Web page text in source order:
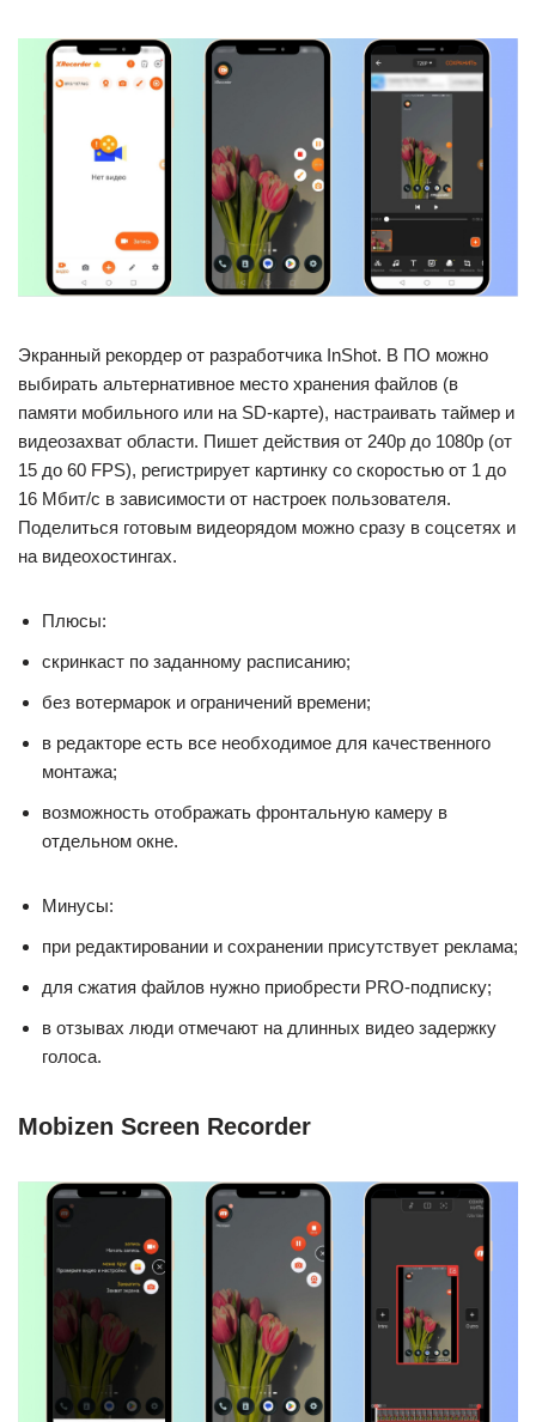
Экранный рекордер от разработчика InShot. В ПО можно
выбирать альтернативное место хранения файлов (в
памяти мобильного или на SD-карте), настраивать таймер и
видеозахват области. Пишет действия от 240p до 1080p (от
15 до 60 FPS), регистрирует картинку со скоростью от 1 до
16 Мбит/с в зависимости от настроек пользователя.
Поделиться готовым видеорядом можно сразу в соцсетях и
на видеохостингах.
Плюсы:
скринкаст по заданному расписанию;
без вотермарок и ограничений времени;
в редакторе есть все необходимое для качественного
монтажа;
возможность отображать фронтальную камеру в
отдельном окне.
Минусы:
при редактировании и сохранении присутствует реклама;
для сжатия файлов нужно приобрести PRO-подписку;
в отзывах люди отмечают на длинных видео задержку
голоса.
Mobizen Screen Recorder